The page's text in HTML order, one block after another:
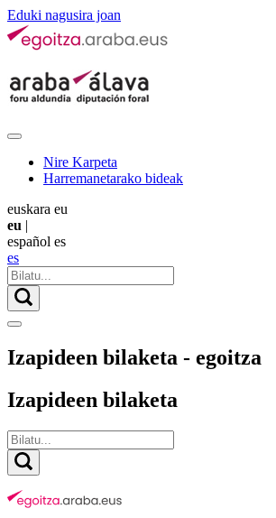
Eduki nagusira joan
Nire Karpeta
Harremanetarako bideak
euskara eu
eu |
español es
es
Izapideen bilaketa - egoitza
Izapideen bilaketa